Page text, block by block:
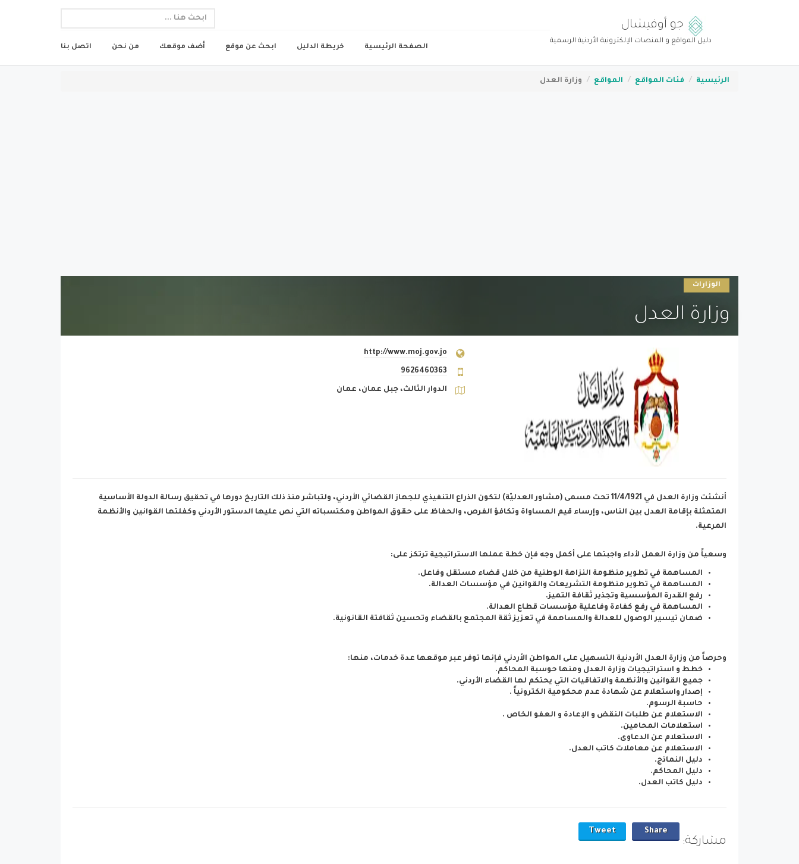
جو أوفيشال
دليل المواقع و المنصات الإلكترونية الأردنية الرسمية
الصفحة الرئيسية خريطة الدليل ابحث عن موقع أضف موقعك من نحن اتصل بنا
الرئيسية فئات المواقع المواقع وزارة العدل
الوزارات
وزارة العدل
http://www.moj.gov.jo
9626460363
الدوار الثالث، جبل عمان، عمان
أنشئت وزارة العدل في 11/4/1921 تحت مسمى (مشاور العدليّة) لتكون الذراع التنفيذي للجهاز القضائي الأردني، ولتباشر منذ ذلك التاريخ دورها في تحقيق رسالة الدولة الأساسية
المتمثلة بإقامة العدل بين الناس، وإرساء قيم المساواة وتكافؤ الفرص، والحفاظ على حقوق المواطن ومكتسباته التي نص عليها الدستور الأردني وكفلتها القوانين والأنظمة
المرعية.
وسعياً من وزارة العمل لأداء واجبتها على أكمل وجه فإن خطة عملها الاستراتيجية ترتكز على:
المساهمة في تطوير منظومة النزاهة الوطنية من خلال قضاء مستقل وفاعل.
المساهمة في تطوير منظومة التشريعات والقوانين في مؤسسات العدالة.
رفع القدرة المؤسسية وتجذير ثقافة التميز.
المساهمة في رفع كفاءة وفاعلية مؤسسات قطاع العدالة.
ضمان تيسير الوصول للعدالة والمساهمة في تعزيز ثقة المجتمع بالقضاء وتحسين ثقافتة القانونية.
وحرصاً من وزارة العدل الأردنية التسهيل على المواطن الأردني فإنها توفر عبر موقعها عدة خدمات، منها:
خطط و استراتيجيات وزارة العدل ومنها حوسبة المحاكم.
جميع القوانين والأنظمة والاتفاقيات التي يحتكم لها القضاء الأردني.
إصدار واستعلام عن شهادة عدم محكومية الكترونياً .
حاسبة الرسوم.
الاستعلام عن طلبات النقض و الإعادة و العفو الخاص .
استعلامات المحامين.
الاستعلام عن الدعاوى.
الاستعلام عن معاملات كاتب العدل.
دليل النماذج.
دليل المحاكم.
دليل كاتب العدل.
مشاركة:
Share
Tweet